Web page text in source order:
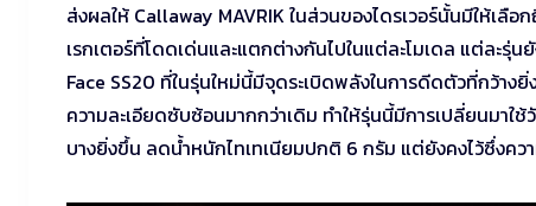
ส่งผลให้ Callaway MAVRIK ในส่วนของไดรเวอร์นั้นมีให้เลื
เรกเตอร์ที่โดดเด่นและแตกต่างกันไปในแต่ละโมเดล แต่ละรุ่
Face SS20 ที่ในรุ่นใหม่นี้มีจุดระเบิดพลังในการดีดตัวที่กว้า
ความละเอียดซับซ้อนมากกว่าเดิม ทำให้รุ่นนี้มีการเปลี่ยนมา
บางยิ่งขึ้น ลดน้ำหนักไทเทเนียมปกติ 6 กรัม แต่ยังคงไว้ซึ่งค